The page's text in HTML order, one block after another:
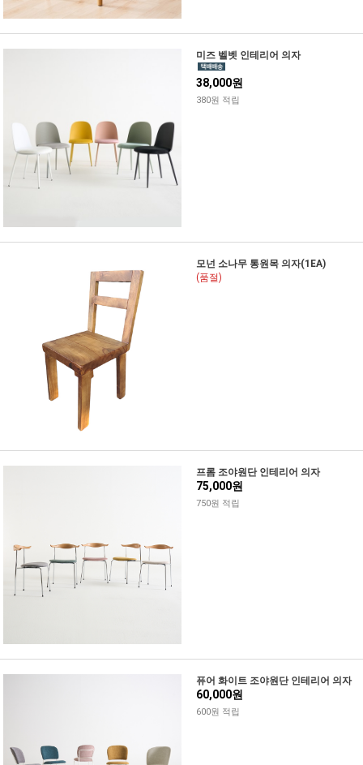
미즈 벨벳 인테리어 의자
38,000원
380원 적립
모넌 소나무 통원목 의자(1EA)
(품절)
프롬 조야원단 인테리어 의자
75,000원
750원 적립
퓨어 화이트 조야원단 인테리어 의자
60,000원
600원 적립